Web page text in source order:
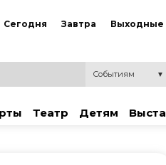
Сегодня Завтра Выходные
Событиям ▼
Театр Детям